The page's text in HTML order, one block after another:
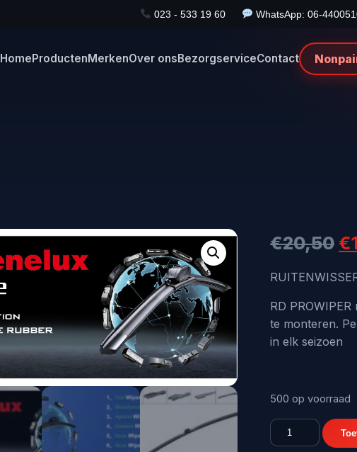
023 - 533 19 60 WhatsApp: 06-
HomeProductenMerkenOver onsBezorgserviceContact
€20,50€
RD
te monteren.
in elk seizoen
500 op voorraad
RADEX
PROWIPER